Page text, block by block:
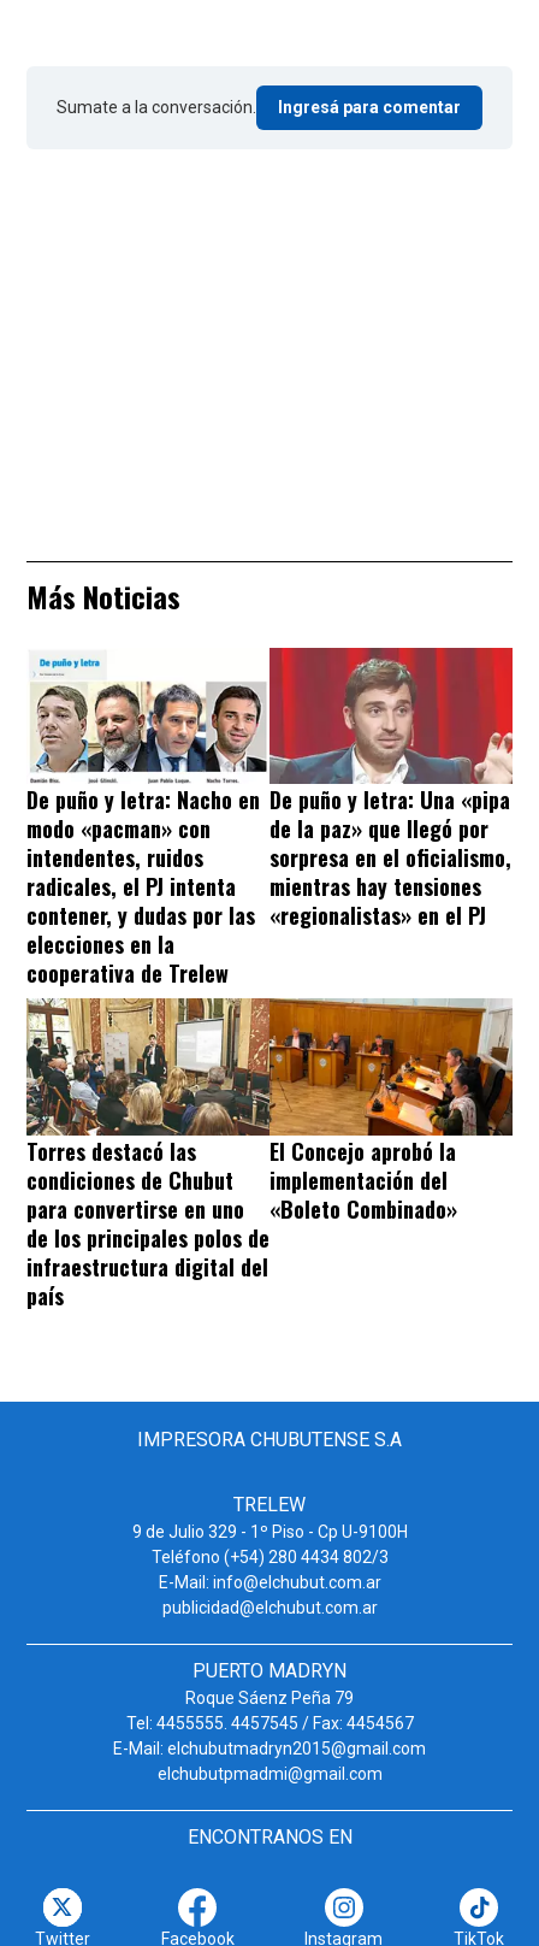
Sumate a la conversación. Ingresá para comentar
Más Noticias
De puño y letra: Nacho en
modo «pacman» con
intendentes, ruidos
radicales, el PJ intenta
contener, y dudas por las
elecciones en la
cooperativa de Trelew
De puño y letra: Una «pipa
de la paz» que llegó por
sorpresa en el oficialismo,
mientras hay tensiones
«regionalistas» en el PJ
Torres destacó las
condiciones de Chubut
para convertirse en uno
de los principales polos de
infraestructura digital del
país
El Concejo aprobó la
implementación del
«Boleto Combinado»
IMPRESORA CHUBUTENSE S.A
TRELEW
9 de Julio 329 - 1º Piso - Cp U-9100H
Teléfono (+54) 280 4434 802/3
E-Mail: info@elchubut.com.ar
publicidad@elchubut.com.ar
PUERTO MADRYN
Roque Sáenz Peña 79
Tel: 4455555. 4457545 / Fax: 4454567
E-Mail: elchubutmadryn2015@gmail.com
elchubutpmadmi@gmail.com
ENCONTRANOS EN
Twitter Facebook Instagram TikTok